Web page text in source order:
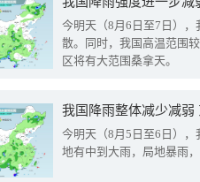
今明天（8月6日至7日）
散。同时，我国高温范围
区将有大范围桑拿天。
我国降雨整体减少减弱
今明天（8月5日至6日）
地有中到大雨，局地暴雨